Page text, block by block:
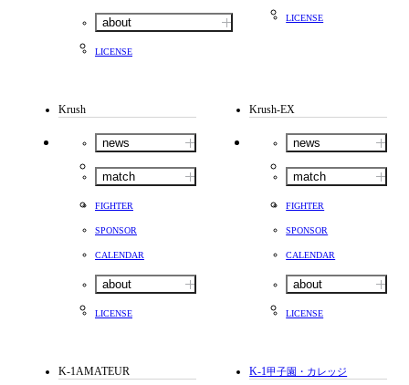
about
LICENSE
LICENSE
Krush
news
match
FIGHTER
SPONSOR
CALENDAR
about
LICENSE
Krush-EX
news
match
FIGHTER
SPONSOR
CALENDAR
about
LICENSE
K-1AMATEUR K-1甲子園・カレッジ